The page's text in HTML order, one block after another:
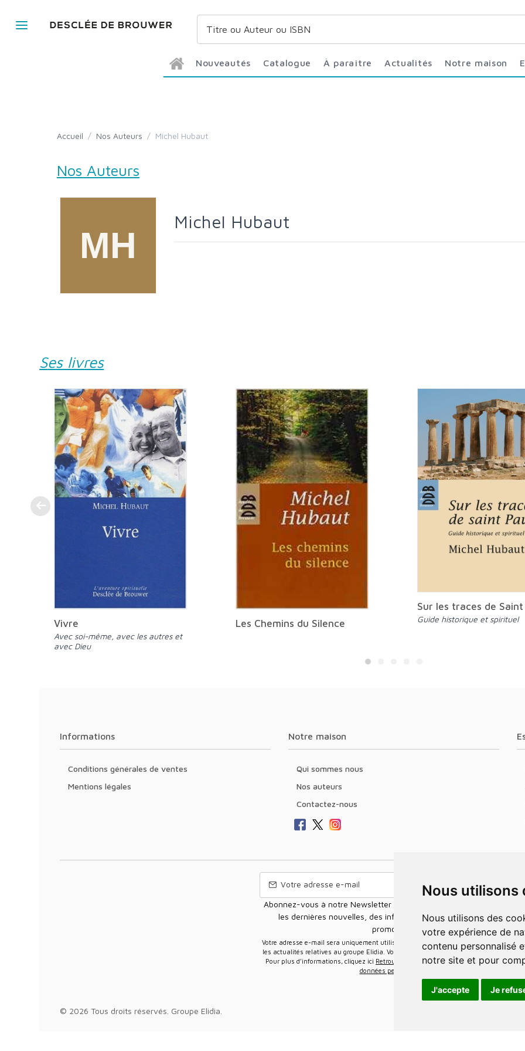
Nous
Nous utilisons des cookies et d'autres technologies de suivi pour améliorer
votre expérience de
contenu personnalisé
notre site et pour
J'accepte Je
Nouveautés Catalogue À paraître Actualités Notre maison
Accueil / Nos Auteurs / Michel Hubaut
Nos Auteurs
Michel Hubaut
Ses livres
Vivre
Avec soi-même, avec les autres et
avec Dieu
Les Chemins du Silence
Sur les traces de Saint
Guide historique et spirituel
Informations
Conditions générales de ventes
Mentions légales
Notre maison
Qui sommes nous
Nos auteurs
Contactez-nous
Abonnez-vous à notre Newsletter pour recevoir nos nouvelles offres,
les dernières nouvelles, des informations sur les ventes et les
promotions.
Votre adresse e-mail sera uniquement utilisée pour vous envoyer des informations sur
les actualités relatives au groupe Elidia. Vous pouvez vous désinscrire à tout moment.
Pour plus d’informations, cliquez ici Retrouvez ici notre politique de protection de vos
données personnelles
© 2026 Tous droits réservés. Groupe Elidia